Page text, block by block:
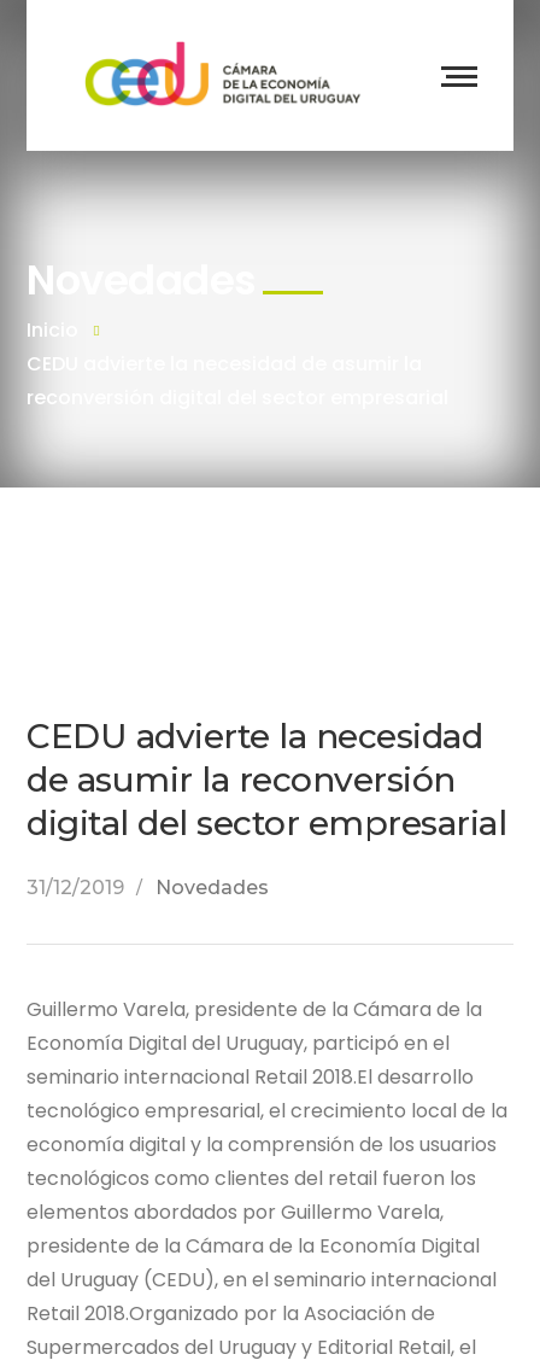
Novedades
Inicio
CEDU advierte la necesidad de asumir la
reconversión digital del sector empresarial
CEDU advierte la necesidad
de asumir la reconversión
digital del sector empresarial
31/12/2019 Novedades
Guillermo Varela, presidente de la Cámara de la
Economía Digital del Uruguay, participó en el
seminario internacional Retail 2018.El desarrollo
tecnológico empresarial, el crecimiento local de la
economía digital y la comprensión de los usuarios
tecnológicos como clientes del retail fueron los
elementos abordados por Guillermo Varela,
presidente de la Cámara de la Economía Digital
del Uruguay (CEDU), en el seminario internacional
Retail 2018.Organizado por la Asociación de
Supermercados del Uruguay y Editorial Retail, el